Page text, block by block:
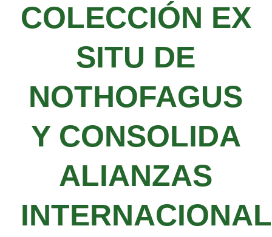
COLECCIÓN EX
SITU DE
NOTHOFAGUS
Y CONSOLIDA
ALIANZAS